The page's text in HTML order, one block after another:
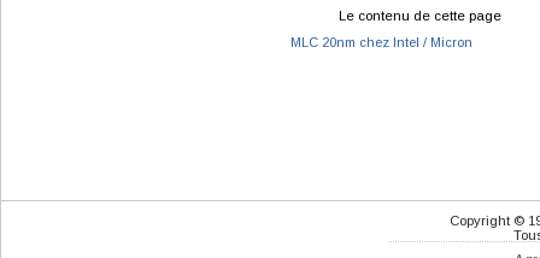
Le contenu de cette page
MLC 20nm chez Intel / Micron
Copyright ©